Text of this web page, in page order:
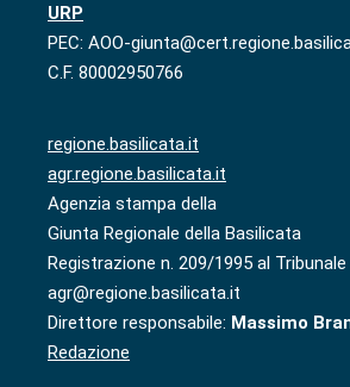
URP
PEC: AOO-
C.F. 80002950766
regione.basilicata.it
agr.regione.basilicata.it
Agenzia stampa della
Giunta Regionale della Basilicata
Registrazione n. 209/1995 al
agr@regione.basilicata.it
Direttore responsabile: Massimo
Redazione